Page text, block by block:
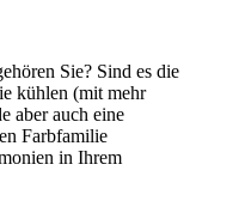
Sie? Sind es die
kühlen (mit mehr
aber auch eine
Farbfamilie
in Ihrem